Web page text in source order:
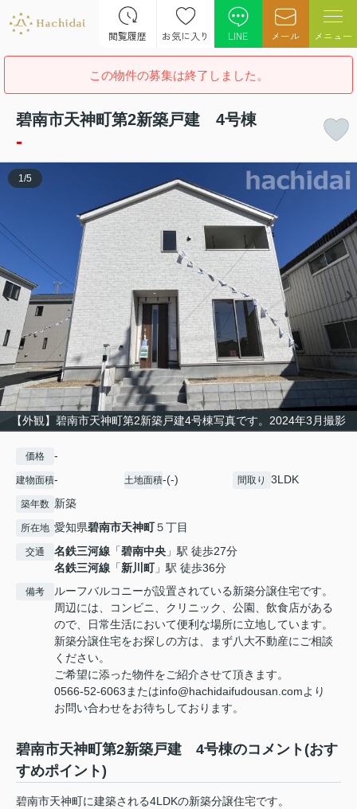
閲覧履歴 お気に入り LINE メール メニュー
この物件の募集は終了しました。
碧南市天神町第2新築戸建 4号棟
-
【外観】碧南市天神町第2新築戸建4号棟写真です。2024年3月撮影
1 /5
価格 -
建物面積- 土地面積-(-) 間取り 3LDK
築年数 新築
所在地 愛知県碧南市天神町５丁目
交通 名鉄三河線 「碧南中央 」駅 徒歩27分
名鉄三河線 「新川町」駅 徒歩36分
備考
ルーフバルコニーが設置されている新築分譲住宅です。
周辺には、コンビニ、クリニック、公園、飲食店がある
ので、日常生活において便利な場所に立地しています。
新築分譲住宅をお探しの方は、まず八大不動産にご相談
ください。
ご希望に添った物件をご紹介させて頂きます。
0566-52-6063またはinfo@hachidaifudousan.comより
お問い合わせをお待ちしております。
碧南市天神町第2新築戸建 4号棟のコメント(おす
すめポイント)
碧南市天神町に建築される4LDKの新築分譲住宅です。